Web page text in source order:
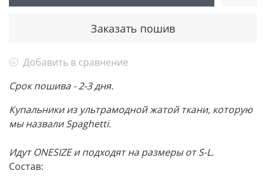
Заказать пошив
Добавить в сравнение
Срок пошива - 2-3 дня.
Купальники из ультрамодной жатой ткани, которую
мы назвали Spaghetti.
Идут ONESIZE и подходят на размеры от S-L.
Состав: